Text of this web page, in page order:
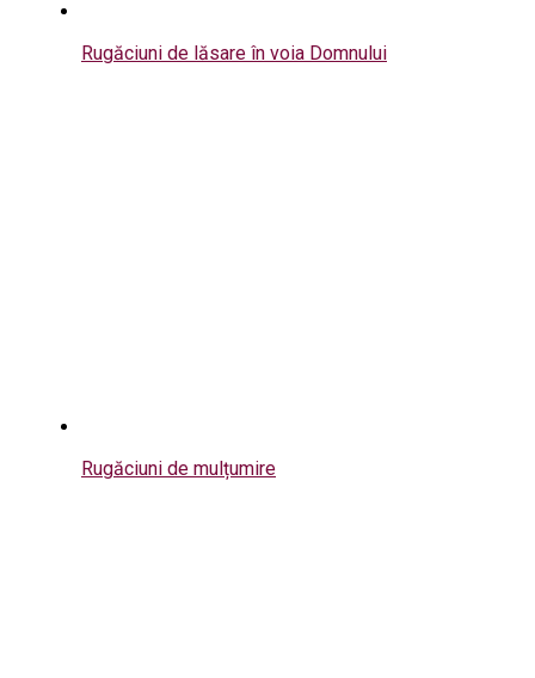
Rugăciuni de lăsare în voia Domnului
Rugăciuni de mulțumire